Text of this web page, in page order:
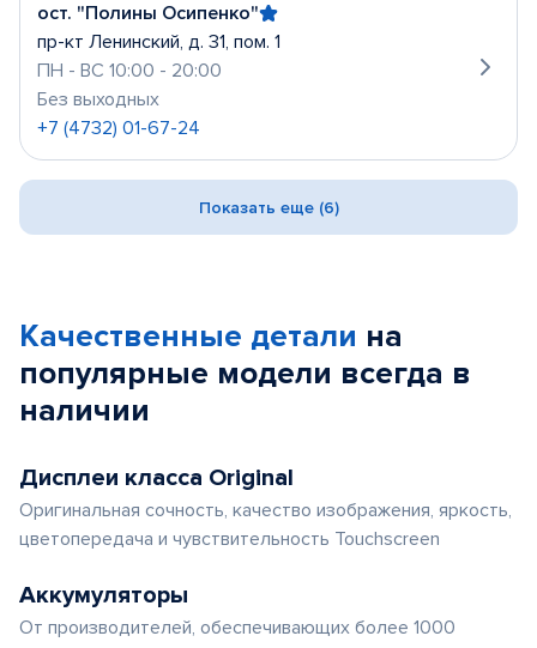
ост. "Полины Осипенко"
пр-кт Ленинский, д. 31, пом. 1
ПН - ВС 10:00 - 20:00
Без выходных
+7 (4732) 01-67-24
Показать еще (6)
Качественные детали на
популярные модели всегда в
наличии
Дисплеи класса Original
Оригинальная сочность, качество изображения, яркость,
цветопередача и чувствительность Touchscreen
Аккумуляторы
От производителей, обеспечивающих более 1000